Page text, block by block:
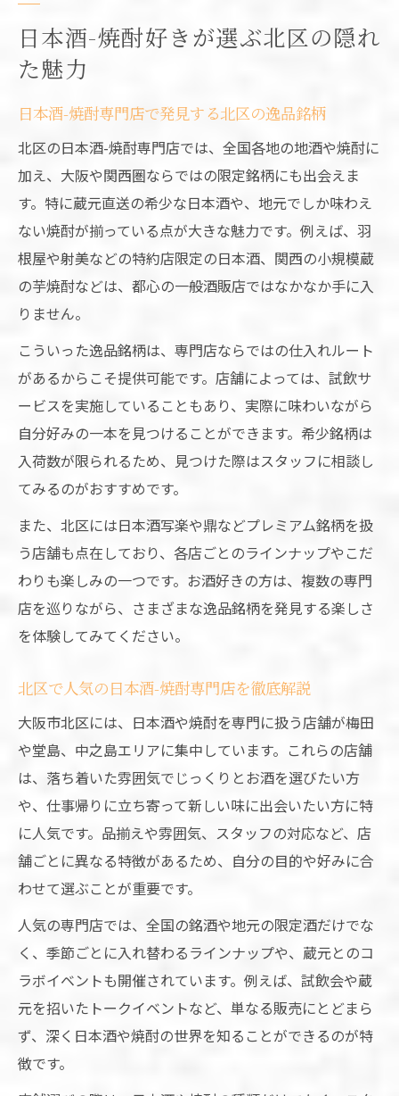
日本酒-焼酎好きが選ぶ北区の隠れ
た魅力
日本酒-焼酎専門店で発見する北区の逸品銘柄
北区の日本酒-焼酎専門店では、全国各地の地酒や焼酎に
加え、大阪や関西圏ならではの限定銘柄にも出会えま
す。特に蔵元直送の希少な日本酒や、地元でしか味わえ
ない焼酎が揃っている点が大きな魅力です。例えば、羽
根屋や射美などの特約店限定の日本酒、関西の小規模蔵
の芋焼酎などは、都心の一般酒販店ではなかなか手に入
りません。
こういった逸品銘柄は、専門店ならではの仕入れルート
があるからこそ提供可能です。店舗によっては、試飲サ
ービスを実施していることもあり、実際に味わいながら
自分好みの一本を見つけることができます。希少銘柄は
入荷数が限られるため、見つけた際はスタッフに相談し
てみるのがおすすめです。
また、北区には日本酒写楽や鼎などプレミアム銘柄を扱
う店舗も点在しており、各店ごとのラインナップやこだ
わりも楽しみの一つです。お酒好きの方は、複数の専門
店を巡りながら、さまざまな逸品銘柄を発見する楽しさ
を体験してみてください。
北区で人気の日本酒-焼酎専門店を徹底解説
大阪市北区には、日本酒や焼酎を専門に扱う店舗が梅田
や堂島、中之島エリアに集中しています。これらの店舗
は、落ち着いた雰囲気でじっくりとお酒を選びたい方
や、仕事帰りに立ち寄って新しい味に出会いたい方に特
に人気です。品揃えや雰囲気、スタッフの対応など、店
舗ごとに異なる特徴があるため、自分の目的や好みに合
わせて選ぶことが重要です。
人気の専門店では、全国の銘酒や地元の限定酒だけでな
く、季節ごとに入れ替わるラインナップや、蔵元とのコ
ラボイベントも開催されています。例えば、試飲会や蔵
元を招いたトークイベントなど、単なる販売にとどまら
ず、深く日本酒や焼酎の世界を知ることができるのが特
徴です。